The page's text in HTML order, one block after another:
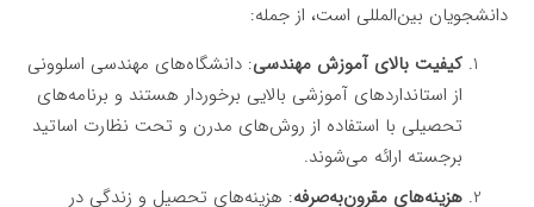
دانشجویان بین‌المللی است، از جمله:
کیفیت بالای آموزش مهندسی: دانشگاه‌های مهندسی اسلوونی
از استانداردهای آموزشی بالایی برخوردار هستند و برنامه‌های
تحصیلی با استفاده از روش‌های مدرن و تحت نظارت اساتید
برجسته ارائه می‌شوند.
هزینه‌های مقرون‌به‌صرفه: هزینه‌های تحصیل و زندگی در